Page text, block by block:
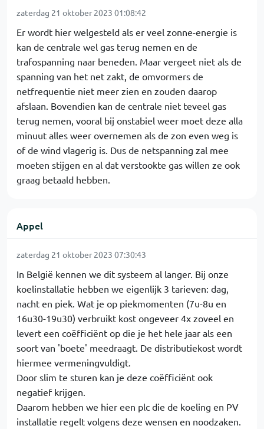
zaterdag 21 oktober 2023 01:08:42
Er wordt hier welgesteld als er veel zonne-energie is
kan de centrale wel gas terug nemen en de
trafospanning naar beneden. Maar vergeet niet als de
spanning van het net zakt, de omvormers de
netfrequentie niet meer zien en zouden daarop
afslaan. Bovendien kan de centrale niet teveel gas
terug nemen, vooral bij onstabiel weer moet deze alla
minuut alles weer overnemen als de zon even weg is
of de wind vlagerig is. Dus de netspanning zal mee
moeten stijgen en al dat verstookte gas willen ze ook
graag betaald hebben.
Appel
zaterdag 21 oktober 2023 07:30:43
In België kennen we dit systeem al langer. Bij onze
koelinstallatie hebben we eigenlijk 3 tarieven: dag,
nacht en piek. Wat je op piekmomenten (7u-8u en
16u30-19u30) verbruikt kost ongeveer 4x zoveel en
levert een coëfficiënt op die je het hele jaar als een
soort van 'boete' meedraagt. De distributiekost wordt
hiermee vermeningvuldigt.
Door slim te sturen kan je deze coëfficiënt ook
negatief krijgen.
Daarom hebben we hier een plc die de koeling en PV
installatie regelt volgens deze wensen en noodzaken.